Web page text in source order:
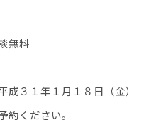
無料
３１年１月１８日（金）
ください。